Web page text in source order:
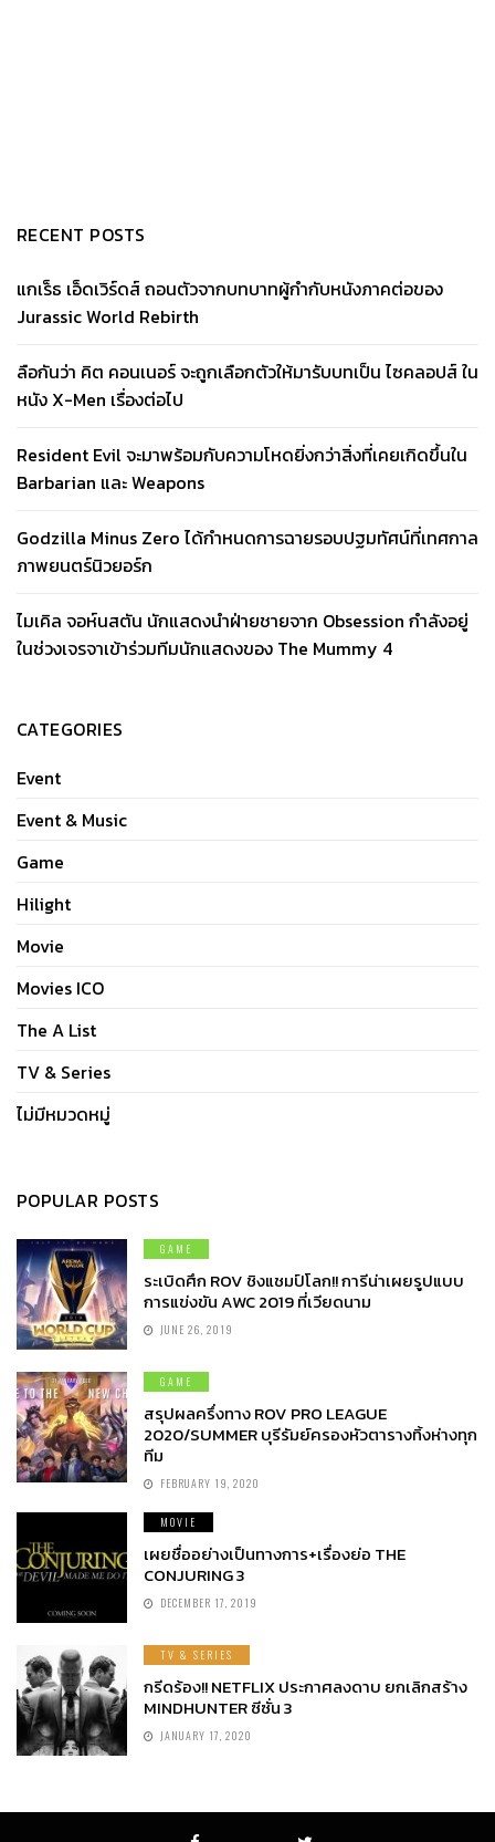
RECENT POSTS
แกเร็ธ เอ็ดเวิร์ดส์ ถอนตัวจากบทบาทผู้กำกับหนังภาคต่อของ
Jurassic World Rebirth
ลือกันว่า คิต คอนเนอร์ จะถูกเลือกตัวให้มารับบทเป็น ไซคลอปส์ ใน
หนัง X-Men เรื่องต่อไป
Resident Evil จะมาพร้อมกับความโหดยิ่งกว่าสิ่งที่เคยเกิดขึ้นใน
Barbarian และ Weapons
Godzilla Minus Zero ได้กำหนดการฉายรอบปฐมทัศน์ที่เทศกาล
ภาพยนตร์นิวยอร์ก
ไมเคิล จอห์นสตัน นักแสดงนำฝ่ายชายจาก Obsession กำลังอยู่
ในช่วงเจรจาเข้าร่วมทีมนักแสดงของ The Mummy 4
CATEGORIES
Event
Event & Music
Game
Hilight
Movie
Movies ICO
The A List
TV & Series
ไม่มีหมวดหมู่
POPULAR POSTS
GAME
ระเบิดศึก ROV ชิงแชมป์โลก!! การีน่าเผยรูปแบบ
การแข่งขัน AWC 2019 ที่เวียดนาม
JUNE 26, 2019
GAME
สรุปผลครึ่งทาง ROV PRO LEAGUE
2020/SUMMER บุรีรัมย์ครองหัวตารางทิ้งห่างทุก
ทีม
FEBRUARY 19, 2020
MOVIE
เผยชื่ออย่างเป็นทางการ+เรื่องย่อ THE
CONJURING 3
DECEMBER 17, 2019
TV & SERIES
กรีดร้อง!! NETFLIX ประกาศลงดาบ ยกเลิกสร้าง
MINDHUNTER ซีซั่น 3
JANUARY 17, 2020